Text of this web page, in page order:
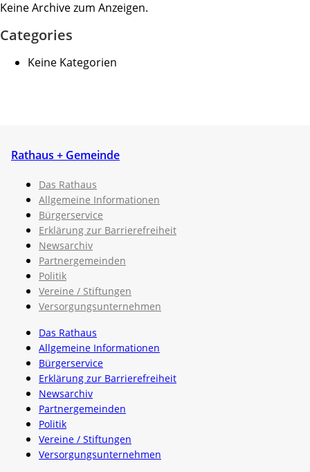
Keine Archive zum Anzeigen.
Categories
Keine Kategorien
Rathaus + Gemeinde
Das Rathaus
Allgemeine Informationen
Bürgerservice
Erklärung zur Barrierefreiheit
Newsarchiv
Partnergemeinden
Politik
Vereine / Stiftungen
Versorgungsunternehmen
Das Rathaus
Allgemeine Informationen
Bürgerservice
Erklärung zur Barrierefreiheit
Newsarchiv
Partnergemeinden
Politik
Vereine / Stiftungen
Versorgungsunternehmen